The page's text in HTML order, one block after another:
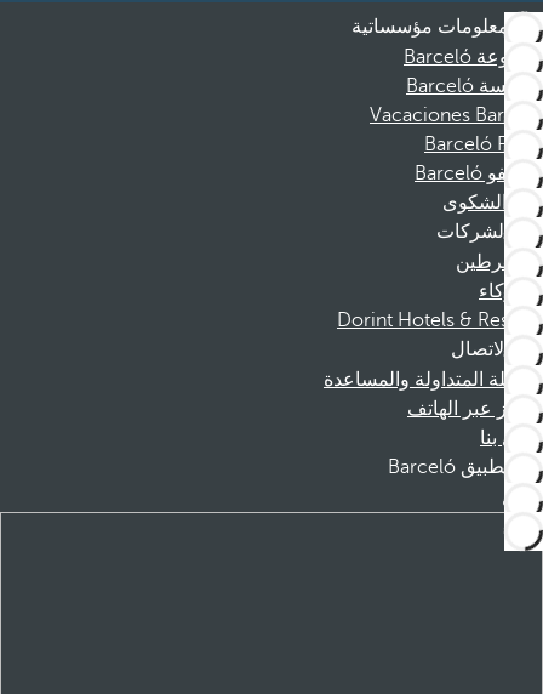
معلومات مؤسساتية
مجموعة Barceló
مؤسسة Barceló
Vacaciones Barceló
Barceló Films
موظفو Barceló
قناة الشكوى
الشركات
المنخرطين
الشركاء
Dorint Hotels & Resorts
الاتصال
الأسئلة المتداولة والمساعدة
الحجز عبر الهاتف
اتصل بنا
تطبيق Barceló
تنزيل